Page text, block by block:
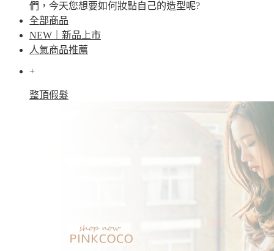
們，今天您想要如何妝點自己的造型呢?
全部商品
NEW｜新品上市
人氣商品推薦
+
整頂假髮